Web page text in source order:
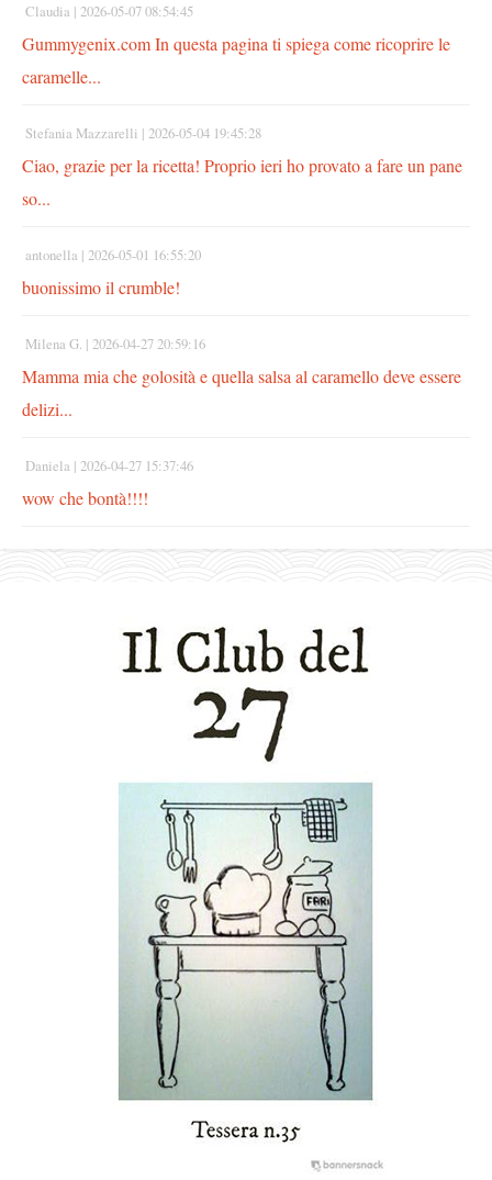
Claudia | 2026-05-07 08:54:45
Gummygenix.com In questa pagina ti spiega come ricoprire le
caramelle...
Stefania Mazzarelli | 2026-05-04 19:45:28
Ciao, grazie per la ricetta! Proprio ieri ho provato a fare un pane
so...
antonella | 2026-05-01 16:55:20
buonissimo il crumble!
Milena G. | 2026-04-27 20:59:16
Mamma mia che golosità e quella salsa al caramello deve essere
delizi...
Daniela | 2026-04-27 15:37:46
wow che bontà!!!!